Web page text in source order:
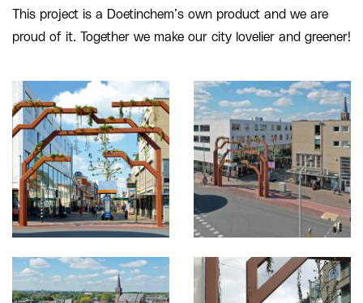
This project is a Doetinchem’s own product and we are
proud of it. Together we make our city lovelier and greener!